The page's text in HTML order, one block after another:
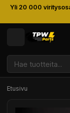
Yli 20 000
Etusivu